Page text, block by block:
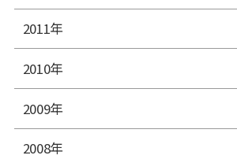
2011年
2010年
2009年
2008年